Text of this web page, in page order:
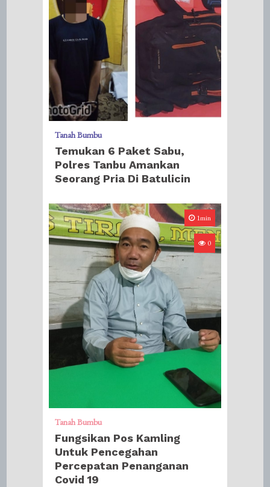
Tanah Bumbu
Temukan 6 Paket Sabu,
Polres Tanbu Amankan
Seorang Pria Di Batulicin
1min
0
Tanah Bumbu
Fungsikan Pos Kamling
Untuk Pencegahan
Percepatan Penanganan
Covid 19